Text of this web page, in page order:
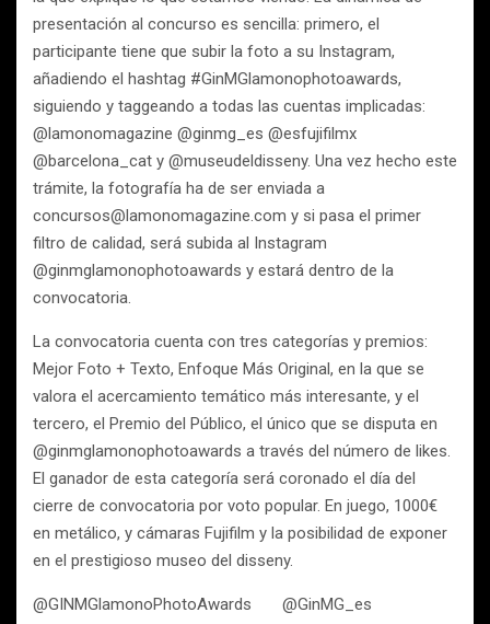
presentación al concurso es sencilla: primero, el
participante tiene que subir la foto a su Instagram,
añadiendo el hashtag #GinMGlamonophotoawards,
siguiendo y taggeando a todas las cuentas implicadas:
@lamonomagazine @ginmg_es @esfujifilmx
@barcelona_cat y @museudeldisseny. Una vez hecho este
trámite, la fotografía ha de ser enviada a
concursos@lamonomagazine.com y si pasa el primer
filtro de calidad, será subida al Instagram
@ginmglamonophotoawards y estará dentro de la
convocatoria.
La convocatoria cuenta con tres categorías y premios:
Mejor Foto + Texto, Enfoque Más Original, en la que se
valora el acercamiento temático más interesante, y el
tercero, el Premio del Público, el único que se disputa en
@ginmglamonophotoawards a través del número de likes.
El ganador de esta categoría será coronado el día del
cierre de convocatoria por voto popular. En juego, 1000€
en metálico, y cámaras Fujifilm y la posibilidad de exponer
en el prestigioso museo del disseny.
@GINMGlamonoPhotoAwards @GinMG_es